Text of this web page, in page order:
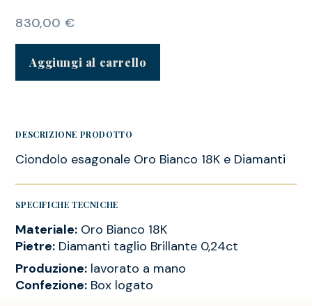
830,00 €
Aggiungi al carrello
DESCRIZIONE PRODOTTO
Ciondolo esagonale Oro Bianco 18K e Diamanti
SPECIFICHE TECNICHE
Materiale: Oro Bianco 18K
Pietre: Diamanti taglio Brillante 0,24ct
Produzione: lavorato a mano
Confezione: Box logato